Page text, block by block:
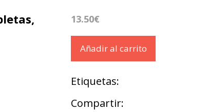
13.50€
Añadir al carrito
Etiquetas:
Compartir: